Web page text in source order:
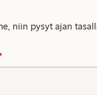
niin pysyt ajan